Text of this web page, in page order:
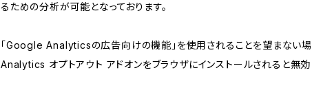
るための分析が可能となっております。
「Google Analyticsの広告向けの機能」を使用されることを望まない
Analytics オプトアウト アドオンをブラウザにインストールされると無効